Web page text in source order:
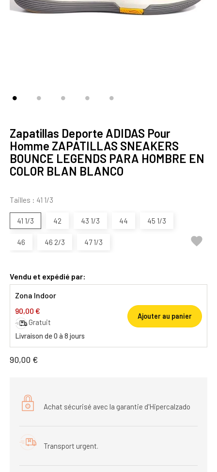
Zapatillas Deporte ADIDAS Pour
Homme ZAPATILLAS SNEAKERS
BOUNCE LEGENDS PARA HOMBRE EN
COLOR BLAN BLANCO
Tailles : 41 1/3
41 1/3 42 43 1/3 44 45 1/3
46 46 2/3 47 1/3 
Vendu et expédié par:
Zona Indoor
90,00 €
Gratuit
Livraison de 0 à 8 jours
Ajouter au panier
90,00 €
Achat sécurisé avec la garantie d'Hipercalzado
Transport urgent.